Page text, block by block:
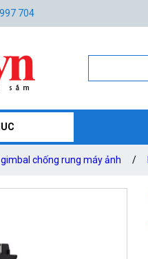
704
gimbal chống rung máy ảnh /